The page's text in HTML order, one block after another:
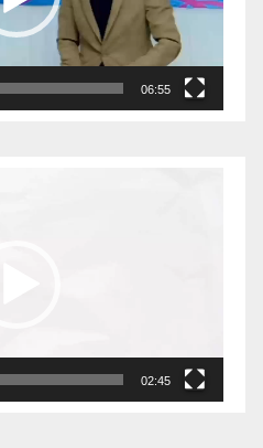
06:55
02:45